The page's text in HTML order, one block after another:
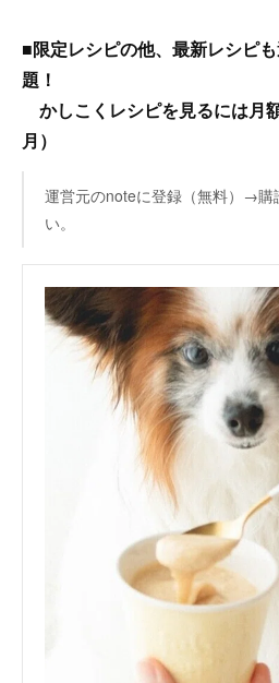
■限定レシピの他、最新レシピ
題！
かしこくレシピを見るには月
月）
運営元のnoteに登録（無料）→購
い。